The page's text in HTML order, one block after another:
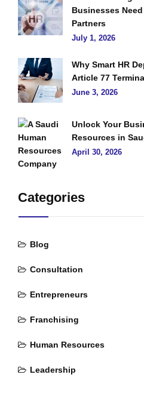
Businesses
Partners
July 1, 2026
Why Smart HR
Article 77
June 3, 2026
Unlock Your
Resources in
April 30, 2026
Categories
Blog
Consultation
Entrepreneurs
Franchising
Human Resources
Leadership